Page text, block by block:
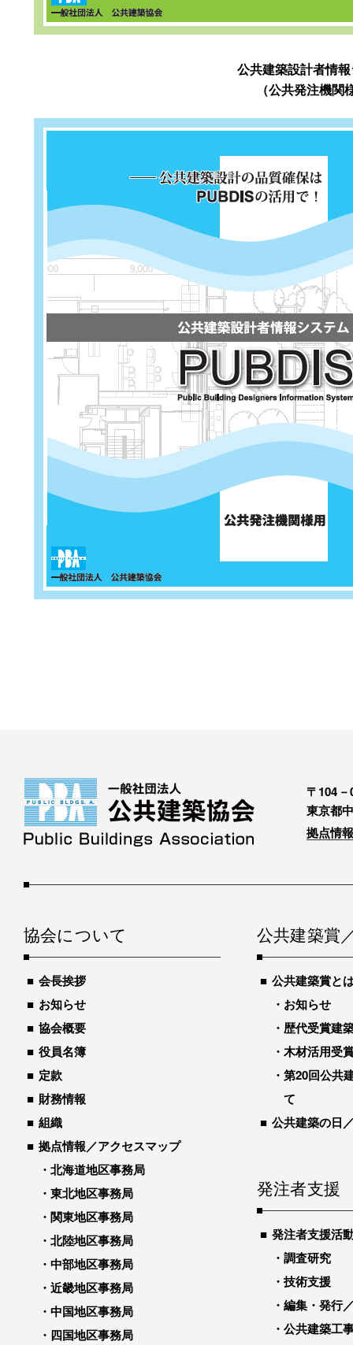
公共建築設計者情
（公共発注機関
〒104－
東京都
拠点情
協会について
会長挨拶
お知らせ
協会概要
役員名簿
定款
財務情報
組織
拠点情報／アクセスマップ
北海道地区事務局
東北地区事務局
関東地区事務局
北陸地区事務局
中部地区事務局
近畿地区事務局
中国地区事務局
四国地区事務局
公共建築賞
公共建築賞と
お知らせ
歴代受賞建
木材活用受
第20回公共
て
公共建築の日
発注者支援
発注者支援活
調査研究
技術支援
編集・発行
公共建築工